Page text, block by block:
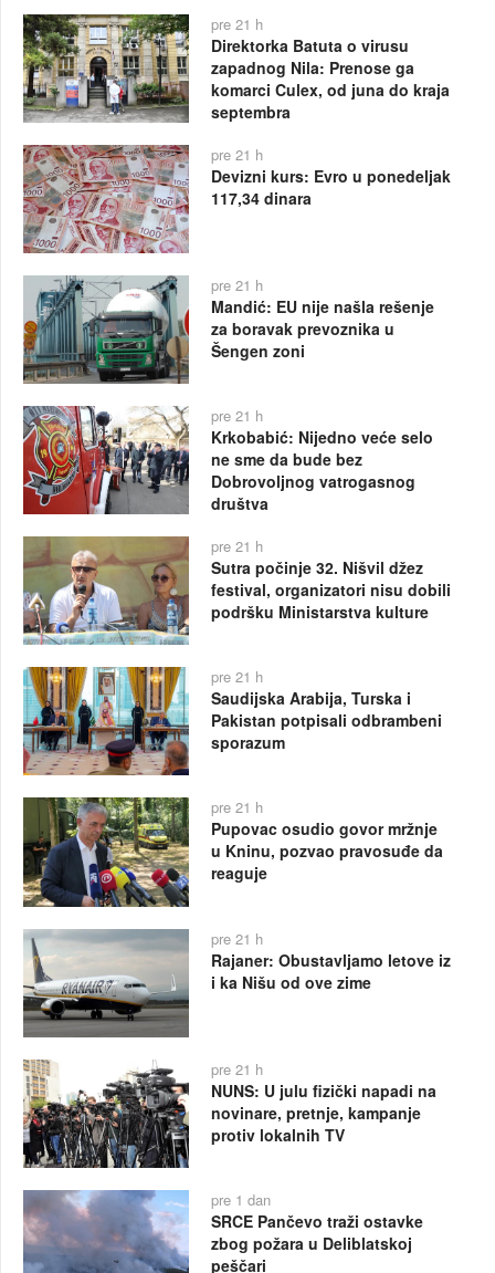
pre 21 h
Direktorka Batuta o virusu
zapadnog Nila: Prenose ga
komarci Culex, od juna do kraja
septembra
pre 21 h
Devizni kurs: Evro u ponedeljak
117,34 dinara
pre 21 h
Mandić: EU nije našla rešenje
za boravak prevoznika u
Šengen zoni
pre 21 h
Krkobabić: Nijedno veće selo
ne sme da bude bez
Dobrovoljnog vatrogasnog
društva
pre 21 h
Sutra počinje 32. Nišvil džez
festival, organizatori nisu dobili
podršku Ministarstva kulture
pre 21 h
Saudijska Arabija, Turska i
Pakistan potpisali odbrambeni
sporazum
pre 21 h
Pupovac osudio govor mržnje
u Kninu, pozvao pravosuđe da
reaguje
pre 21 h
Rajaner: Obustavljamo letove iz
i ka Nišu od ove zime
pre 21 h
NUNS: U julu fizički napadi na
novinare, pretnje, kampanje
protiv lokalnih TV
pre 1 dan
SRCE Pančevo traži ostavke
zbog požara u Deliblatskoj
peščari